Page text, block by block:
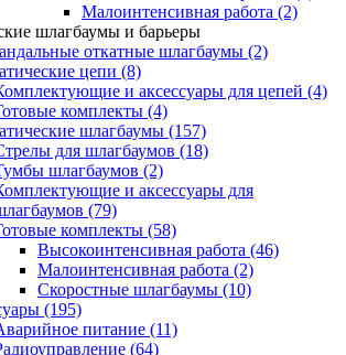
Малоинтенсивная работа (2)
шлагбаумы и барьеры
откатные шлагбаумы (2)
цепи (8)
и аксессуары для цепей (4)
комплекты (4)
шлагбаумы (157)
для шлагбаумов (18)
шлагбаумов (2)
и аксессуары для
(79)
комплекты (58)
Высокоинтенсивная работа (46)
Малоинтенсивная работа (2)
Скоростные шлагбаумы (10)
(195)
питание (11)
(64)